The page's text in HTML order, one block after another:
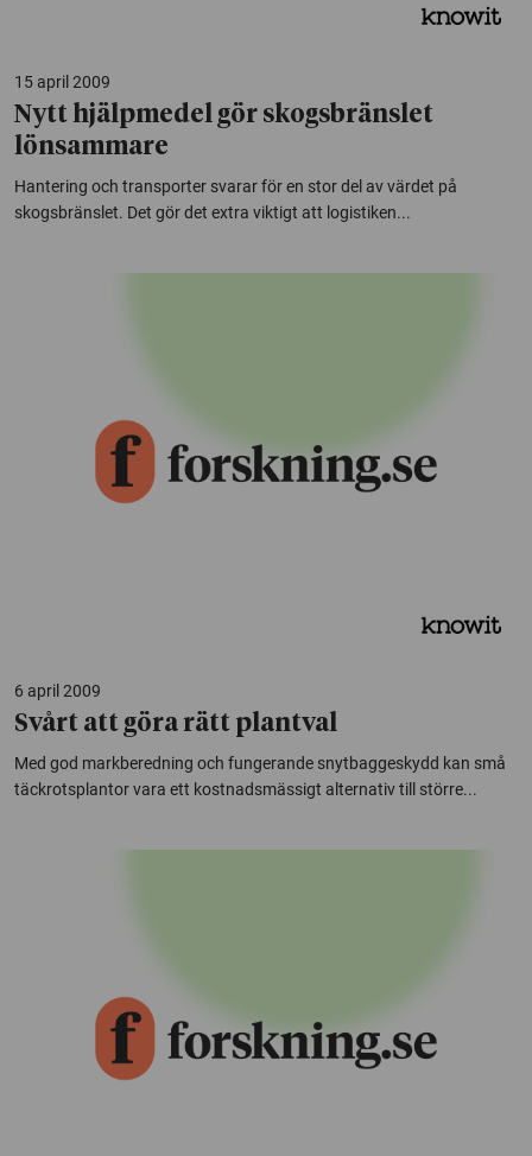
15 april 2009
Nytt hjälpmedel gör skogsbränslet
lönsammare
Hantering och transporter svarar för en stor del av värdet på
skogsbränslet. Det gör det extra viktigt att logistiken...
6 april 2009
Svårt att göra rätt plantval
Med god markberedning och fungerande snytbaggeskydd kan små
täckrotsplantor vara ett kostnadsmässigt alternativ till större...